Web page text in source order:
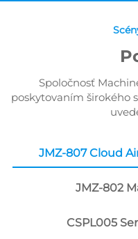
Spoločnosť
poskytovaním širokého
JMZ-807 Cloud
JMZ-802
CSPL005